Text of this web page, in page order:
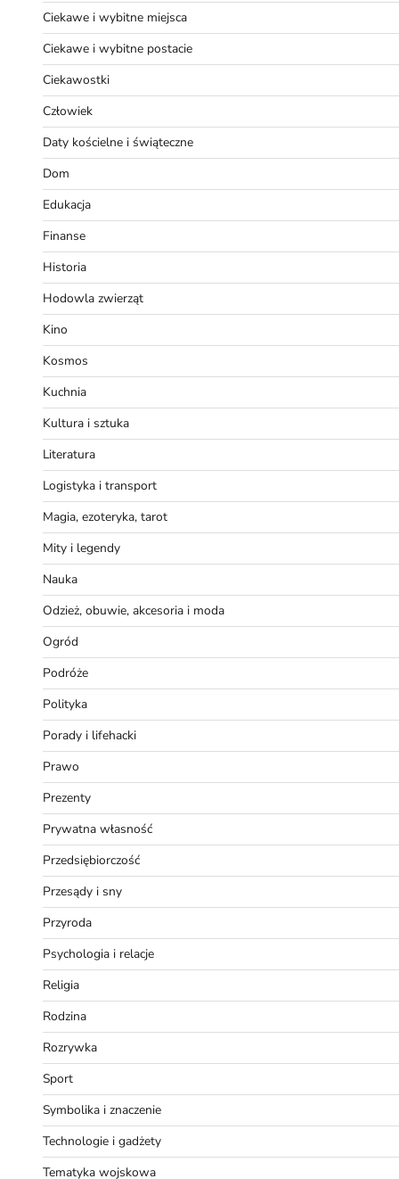
Ciekawe i wybitne miejsca
Ciekawe i wybitne postacie
Ciekawostki
Człowiek
Daty kościelne i świąteczne
Dom
Edukacja
Finanse
Historia
Hodowla zwierząt
Kino
Kosmos
Kuchnia
Kultura i sztuka
Literatura
Logistyka i transport
Magia, ezoteryka, tarot
Mity i legendy
Nauka
Odzież, obuwie, akcesoria i moda
Ogród
Podróże
Polityka
Porady i lifehacki
Prawo
Prezenty
Prywatna własność
Przedsiębiorczość
Przesądy i sny
Przyroda
Psychologia i relacje
Religia
Rodzina
Rozrywka
Sport
Symbolika i znaczenie
Technologie i gadżety
Tematyka wojskowa